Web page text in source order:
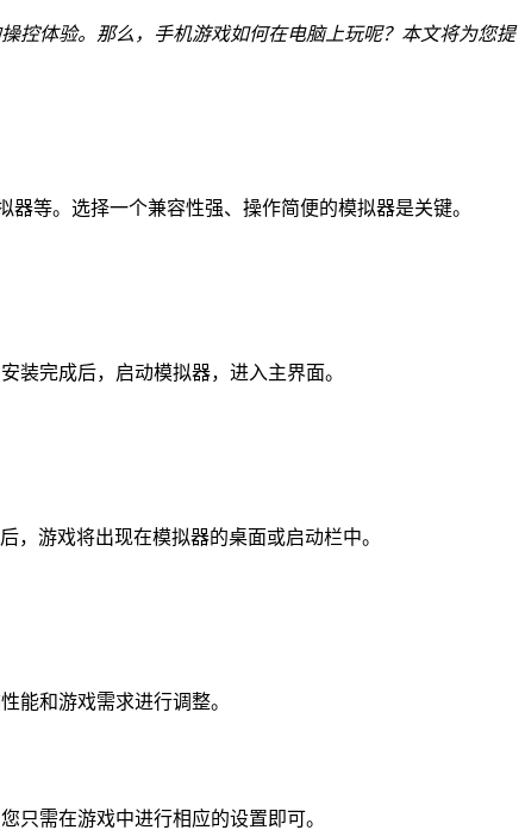
控体验。那么，手机游戏如何在电脑上玩呢？本文将为您提
等。选择一个兼容性强、操作简便的模拟器是关键。
装完成后，启动模拟器，进入主界面。
，游戏将出现在模拟器的桌面或启动栏中。
能和游戏需求进行调整。
只需在游戏中进行相应的设置即可。